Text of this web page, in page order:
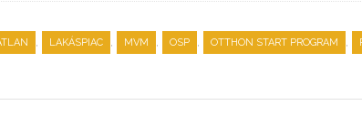
, LAKÁSPIAC , MVM , OSP , OTTHON START PROGRAM ,